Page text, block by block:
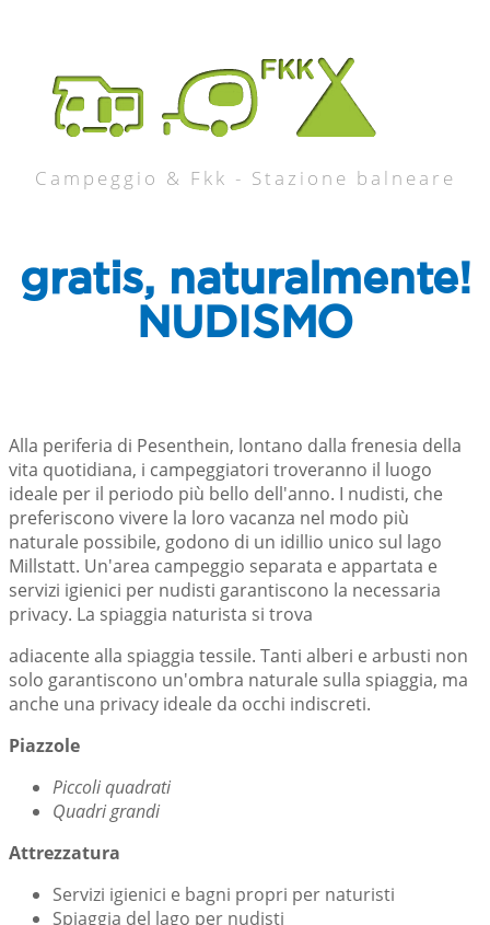
Campeggio & Fkk - Stazione balneare
gratis, naturalmente!
NUDISMO
Alla periferia di Pesenthein, lontano dalla frenesia della
vita quotidiana, i campeggiatori troveranno il luogo
ideale per il periodo più bello dell'anno. I nudisti, che
preferiscono vivere la loro vacanza nel modo più
naturale possibile, godono di un idillio unico sul lago
Millstatt. Un'area campeggio separata e appartata e
servizi igienici per nudisti garantiscono la necessaria
privacy. La spiaggia naturista si trova
adiacente alla spiaggia tessile. Tanti alberi e arbusti non
solo garantiscono un'ombra naturale sulla spiaggia, ma
anche una privacy ideale da occhi indiscreti.
Piazzole
Piccoli quadrati
Quadri grandi
Attrezzatura
Servizi igienici e bagni propri per naturisti
Spiaggia del lago per nudisti